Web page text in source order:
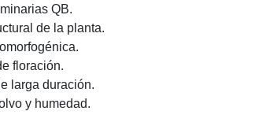
QB.
de la planta.
floración.
larga duración.
y humedad.